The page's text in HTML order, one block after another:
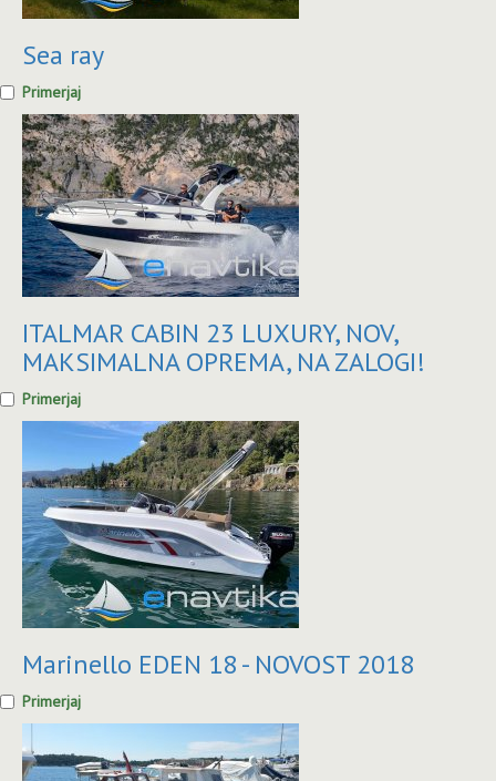
Sea ray
Primerjaj
ITALMAR CABIN 23 LUXURY, NOV,
MAKSIMALNA OPREMA, NA ZALOGI!
Primerjaj
Marinello EDEN 18 - NOVOST 2018
Primerjaj